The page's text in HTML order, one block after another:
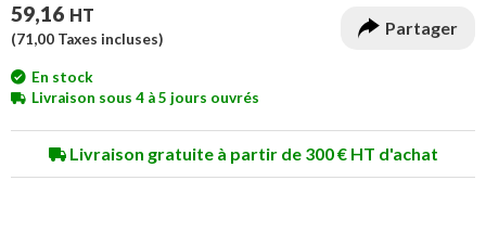
59,16 HT
(71,00 Taxes incluses)
Partager
En stock
Livraison sous 4 à 5 jours ouvrés
Livraison gratuite à partir de 300 € HT d'achat